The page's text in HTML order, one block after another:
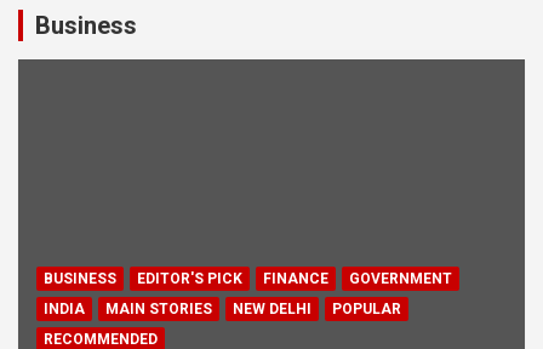
Business
BUSINESS EDITOR'S PICK FINANCE
GOVERNMENT
INDIA
MAIN STORIES NEW DELHI
POPULAR
RECOMMENDED